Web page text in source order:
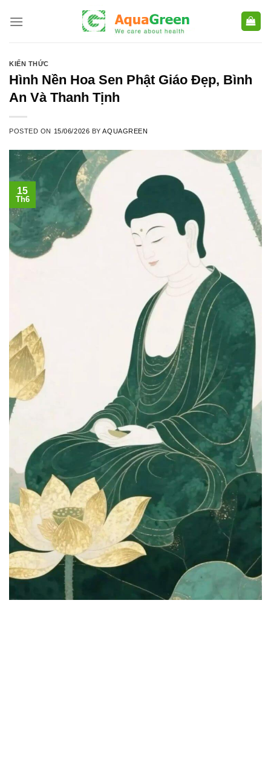
KIẾN THỨC
Hình Nền Hoa Sen Phật Giáo Đẹp, Bình
An Và Thanh Tịnh
POSTED ON 15/06/2026 BYAQUAGREEN
15
Th6